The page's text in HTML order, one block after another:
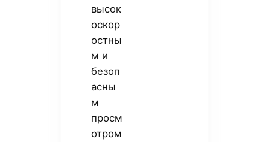
высок
оскор
остны
м и
безоп
асны
м
просм
отром